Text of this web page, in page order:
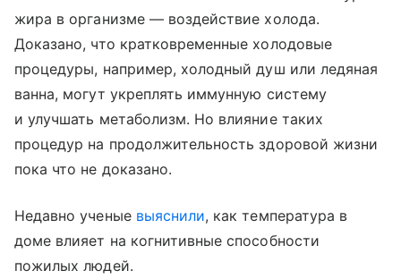
жира в организме — воздействие холода.
Доказано, что кратковременные холодовые
процедуры, например, холодный душ или ледяная
ванна, могут укреплять иммунную систему
и улучшать метаболизм. Но влияние таких
процедур на продолжительность здоровой жизни
пока что не доказано.
Недавно ученые выяснили, как температура в
доме влияет на когнитивные способности
пожилых людей.